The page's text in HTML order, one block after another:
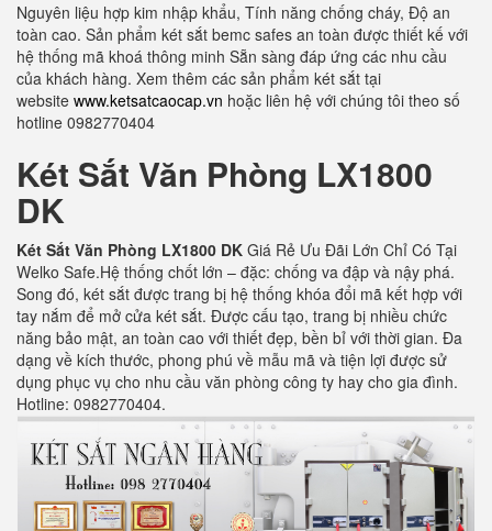
Nguyên liệu hợp kim nhập khẩu, Tính năng chống cháy, Độ an
toàn cao. Sản phẩm két sắt bemc safes an toàn được thiết kế với
hệ thống mã khoá thông minh Sẵn sàng đáp ứng các nhu cầu
của khách hàng. Xem thêm các sản phẩm két sắt tại
website www.ketsatcaocap.vn hoặc liên hệ với chúng tôi theo số
hotline 0982770404
Két Sắt Văn Phòng LX1800
DK
Két Sắt Văn Phòng LX1800 DK Giá Rẻ Ưu Đãi Lớn Chỉ Có Tại
Welko Safe.Hệ thống chốt lớn – đặc: chống va đập và nậy phá.
Song đó, két sắt được trang bị hệ thống khóa đổi mã kết hợp với
tay nắm để mở cửa két sắt. Được cấu tạo, trang bị nhiều chức
năng bảo mật, an toàn cao với thiết đẹp, bền bỉ với thời gian. Đa
dạng về kích thước, phong phú về mẫu mã và tiện lợi được sử
dụng phục vụ cho nhu cầu văn phòng công ty hay cho gia đình.
Hotline: 0982770404.